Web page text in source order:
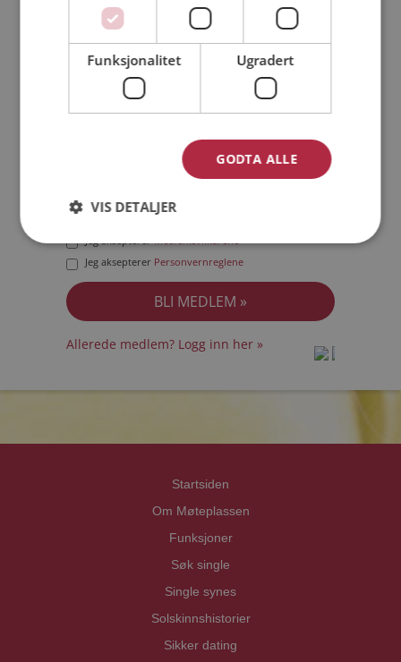
Jeg er en: Mann Kvinne
Min alder:
Jeg akseptererMedlemsvilkårene
Jeg aksepterer Personvernreglene
Allerede medlem? Logg inn her »
Startsiden
Om Møteplassen
Funksjoner
Søk single
Single synes
Solskinnshistorier
Sikker dating
Funksjonalitet Ugradert
GODTA ALLE
VIS DETALJER